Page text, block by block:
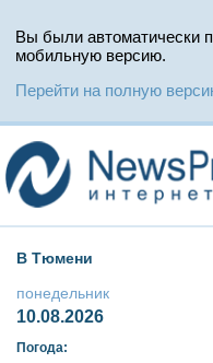
Вы были автоматически
мобильную версию.
Перейти на полную
В Тюмени
понедельник
10.08.2026
Погода: